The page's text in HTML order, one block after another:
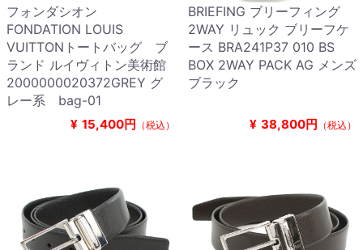
フォンダシオン
FONDATION LOUIS
VUITTONトートバッグ ブ
ランド ルイヴィトン美術館
2000000020372GREY グ
レー系 bag-01
¥ 15,400円 （税込）
BRIEFING ブリーフィング
2WAY リュック ブリーフケ
ース BRA241P37 010 BS
BOX 2WAY PACK AG メンズ
ブラック
¥ 38,800円 （税込）